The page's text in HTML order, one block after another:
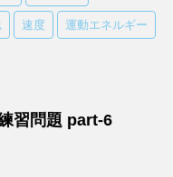
速度 運動エネルギー
習問題 part-6